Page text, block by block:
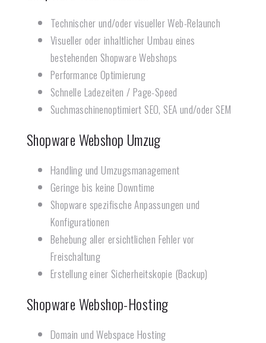
Technischer und/oder visueller Web-Relaunch
Visueller oder inhaltlicher Umbau eines
bestehenden Shopware Webshops
Performance Optimierung
Schnelle Ladezeiten / Page-Speed
Suchmaschinenoptimiert SEO, SEA und/oder SEM
Shopware Webshop Umzug
Handling und Umzugsmanagement
Geringe bis keine Downtime
Shopware spezifische Anpassungen und
Konfigurationen
Behebung aller ersichtlichen Fehler vor
Freischaltung
Erstellung einer Sicherheitskopie (Backup)
Shopware Webshop-Hosting
Domain und Webspace Hosting